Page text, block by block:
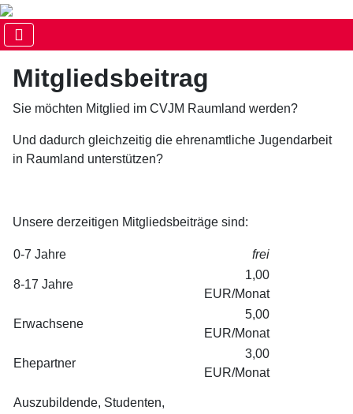
Mitgliedsbeitrag
Sie möchten Mitglied im CVJM Raumland werden?
Und dadurch gleichzeitig die ehrenamtliche Jugendarbeit
in Raumland unterstützen?
Unsere derzeitigen Mitgliedsbeiträge sind:
0-7 Jahre frei
8-17 Jahre
1,00
EUR/Monat
Erwachsene
5,00
EUR/Monat
Ehepartner
3,00
EUR/Monat
Auszubildende, Studenten,